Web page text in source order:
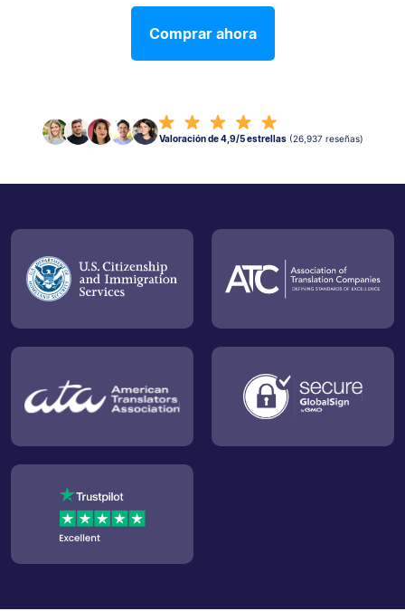
Comprar ahora
Valoración de 4,9/5 estrellas (26,937 reseñas)